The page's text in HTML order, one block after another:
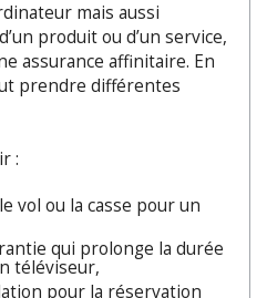
mais aussi
produit ou d’un service,
assurance affinitaire. En
prendre différentes
:
vol ou la casse pour un
qui prolonge la durée
téléviseur,
pour la réservation